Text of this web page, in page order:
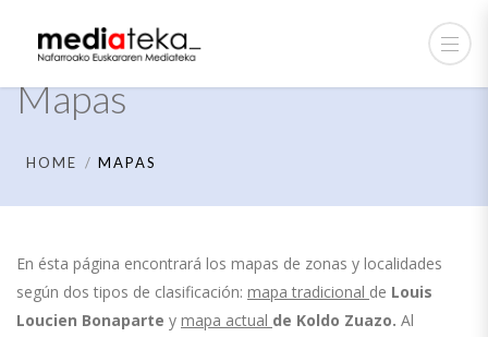
Mapas
HOME MAPAS
En ésta página encontrará los mapas de zonas y localidades
según dos tipos de clasificación: mapa tradicional de Louis
Loucien Bonaparte y mapa actual de Koldo Zuazo. Al